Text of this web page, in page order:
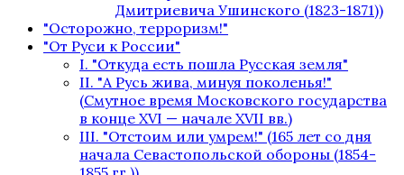
Дмитриевича Ушинского (1823-1871))
"Осторожно, терроризм!"
"От Руси к России"
I. "Откуда есть пошла Русская земля"
II. "А Русь жива, минуя поколенья!"
(Смутное время Московского государства
в конце XVI — начале XVII вв.)
III. "Отстоим или умрем!" (165 лет со дня
начала Севастопольской обороны (1854-